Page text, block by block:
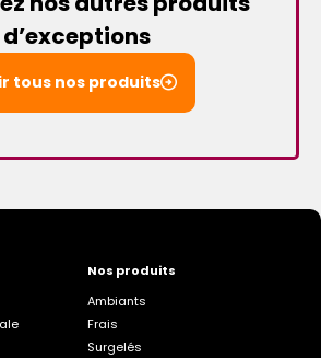
d’exceptions
tous nos produits
Nos produits
Ambiants
Frais
Surgelés